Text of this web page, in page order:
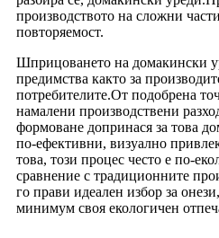
производството на сложни
повторяемост.
Шприцоването на домакински
предимства както за
потребителите.От подобрена
намалени производствени
формоване допринася за това
по-ефективни, визуално
това, този процес често е по-
сравнение с традиционните
го прави идеален избор за
минимум своя екологичен